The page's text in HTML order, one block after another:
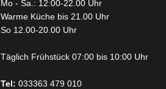
Mo - Sa.: 12:00-22.00 Uhr
Warme Küche bis 21.00 Uhr
So 12.00-20.00 Uhr
Täglich Frühstück 07:00 bis 10:00 Uhr
Tel: 033363 479 010